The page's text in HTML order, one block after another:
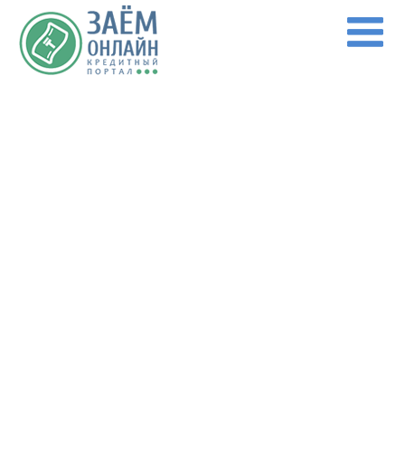
Перейти к основному содержанию